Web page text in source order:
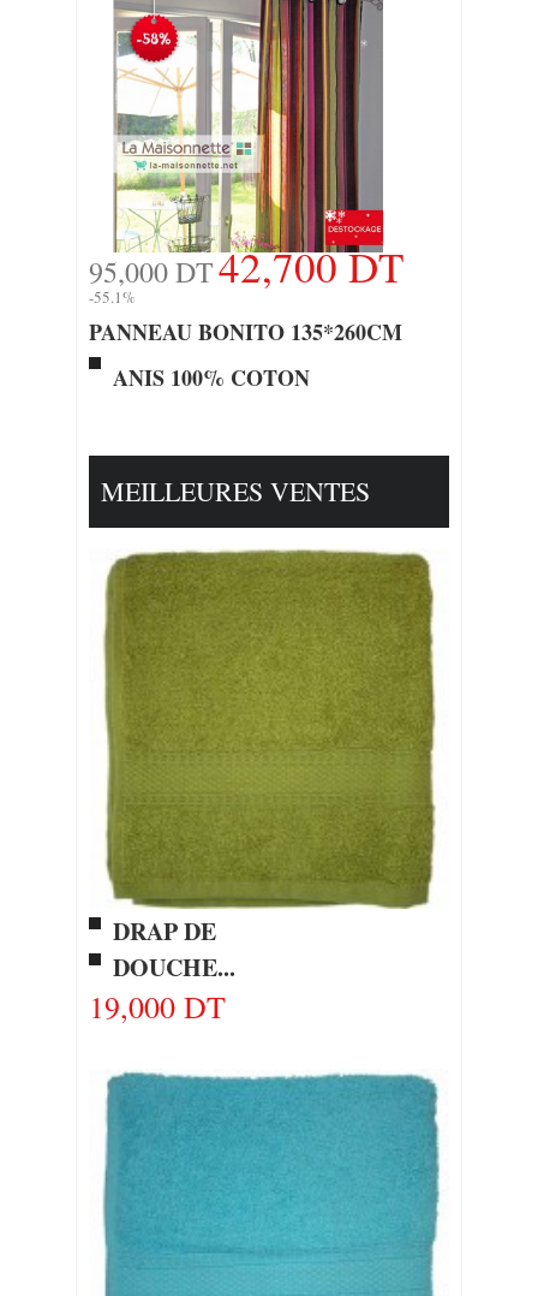
95,000 DT42,700 DT
-55.1%
PANNEAU BONITO 135*260CM
ANIS 100% COTON
MEILLEURES VENTES
DRAP DE
DOUCHE...
19,000 DT